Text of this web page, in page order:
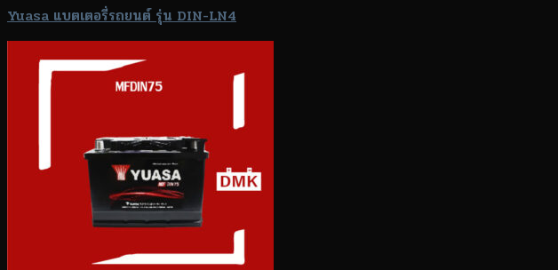
Yuasa แบตเตอรี่รถยนต์ รุ่น DIN-LN4